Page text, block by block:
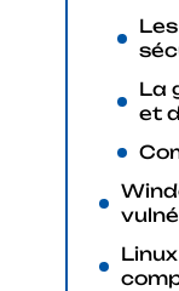
La
et